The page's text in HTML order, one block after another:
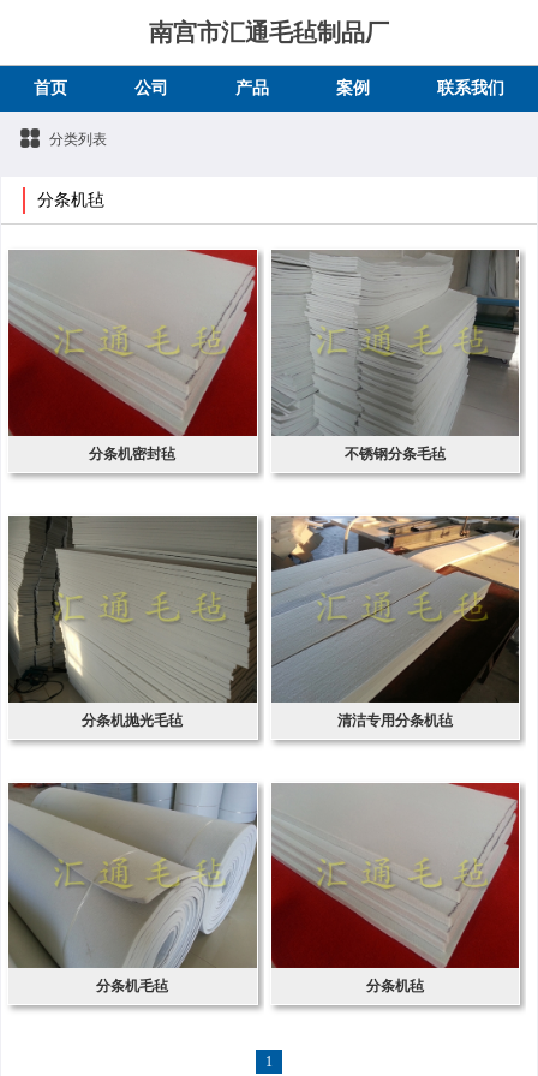
南宫市汇通毛毡制品厂
首页 公司 产品 案例 联系我们
分类列表
分条机毡
分条机密封毡 不锈钢分条毛毡
分条机抛光毛毡 清洁专用分条机毡
分条机毛毡 分条机毡
1